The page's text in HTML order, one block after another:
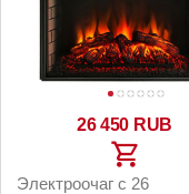
26 450 RUB
Электроочаг с 26